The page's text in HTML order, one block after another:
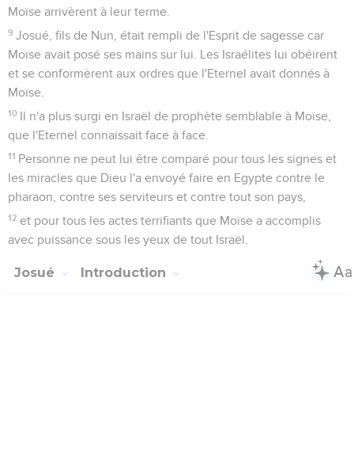
Moïse arrivèrent à leur terme.
9 Josué, fils de Nun, était rempli de l'Esprit de sagesse car
Moïse avait posé ses mains sur lui. Les Israélites lui obéirent
et se conformèrent aux ordres que l'Eternel avait donnés à
Moïse.
10 Il n'a plus surgi en Israël de prophète semblable à Moïse,
que l'Eternel connaissait face à face.
11 Personne ne peut lui être comparé pour tous les signes et
les miracles que Dieu l'a envoyé faire en Egypte contre le
pharaon, contre ses serviteurs et contre tout son pays,
12 et pour tous les actes terrifiants que Moïse a accomplis
avec puissance sous les yeux de tout Israël.
Josué Introduction